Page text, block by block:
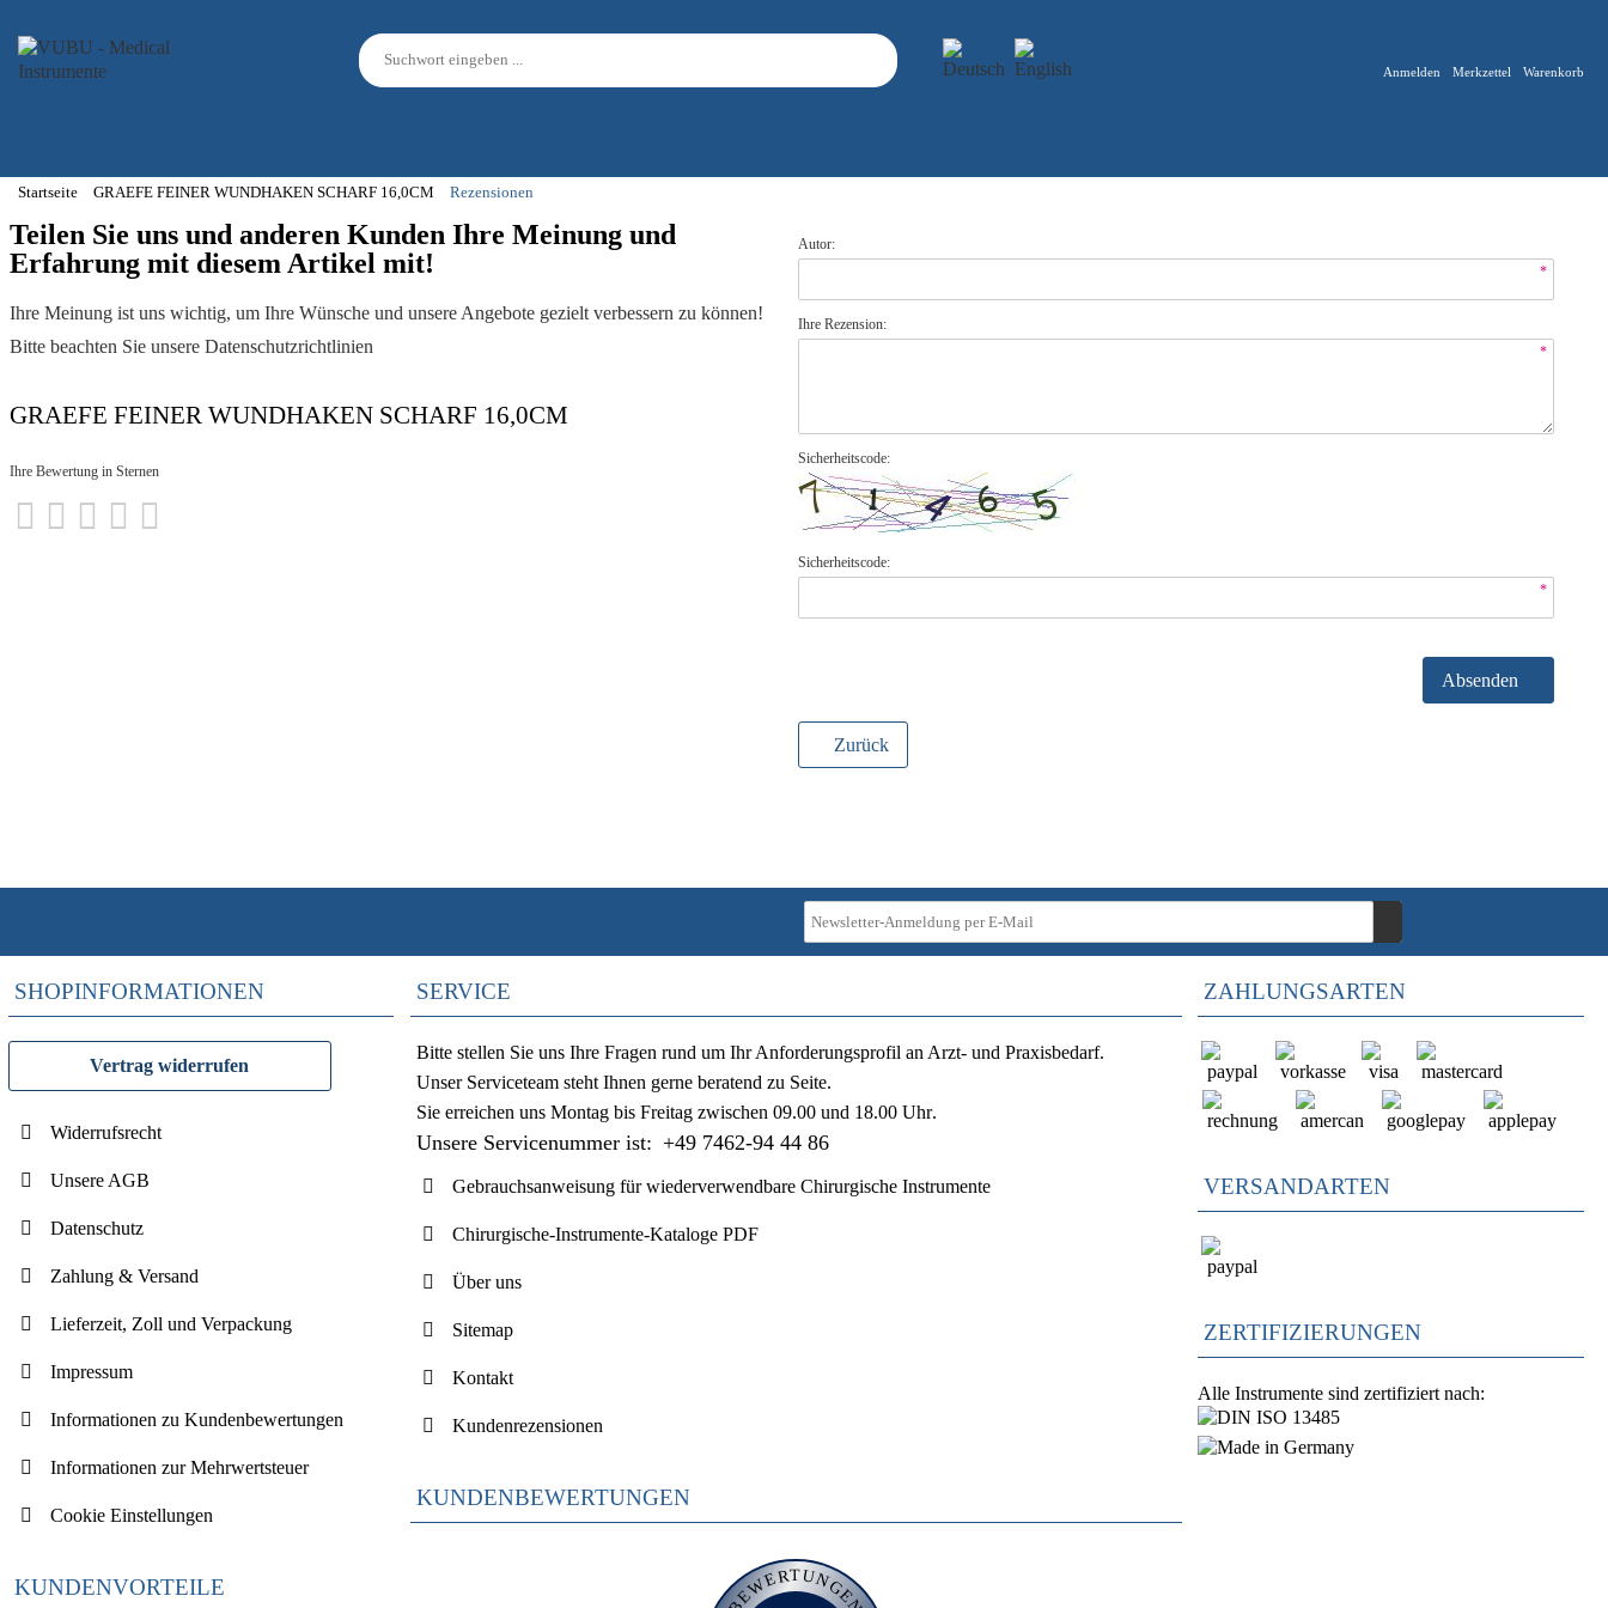
Anmelden Merkzettel Warenkorb
Startseite GRAEFE FEINER WUNDHAKEN SCHARF 16,0CM Rezensionen
Teilen Sie uns und anderen Kunden Ihre Meinung und
Erfahrung mit diesem Artikel mit!
Ihre Meinung ist uns wichtig, um Ihre Wünsche und unsere Angebote gezielt verbessern zu können!
Bitte beachten Sie unsere Datenschutzrichtlinien
GRAEFE FEINER WUNDHAKEN SCHARF 16,0CM
Ihre Bewertung in Sternen
Autor:
*
Ihre Rezension:
*
Sicherheitscode:
Sicherheitscode:
*
Absenden
Zurück
SHOPINFORMATIONEN
Vertrag widerrufen
Widerrufsrecht
Unsere AGB
Datenschutz
Zahlung & Versand
Lieferzeit, Zoll und Verpackung
Impressum
Informationen zu Kundenbewertungen
Informationen zur Mehrwertsteuer
Cookie Einstellungen
KUNDENVORTEILE
SERVICE
Bitte stellen Sie uns Ihre Fragen rund um Ihr Anforderungsprofil an Arzt- und Praxisbedarf.
Unser Serviceteam steht Ihnen gerne beratend zu Seite.
Sie erreichen uns Montag bis Freitag zwischen 09.00 und 18.00 Uhr.
Unsere Servicenummer ist: +49 7462-94 44 86
Gebrauchsanweisung für wiederverwendbare Chirurgische Instrumente
Chirurgische-Instrumente-Kataloge PDF
Über uns
Sitemap
Kontakt
Kundenrezensionen
KUNDENBEWERTUNGEN
BEWERTUNGEN
ZAHLUNGSARTEN
VERSANDARTEN
ZERTIFIZIERUNGEN
Alle Instrumente sind zertifiziert nach: